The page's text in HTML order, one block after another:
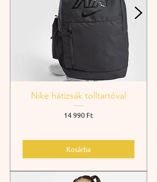
Nike hátizsák tolltartóval
Ár
14 990 Ft
Kosárba